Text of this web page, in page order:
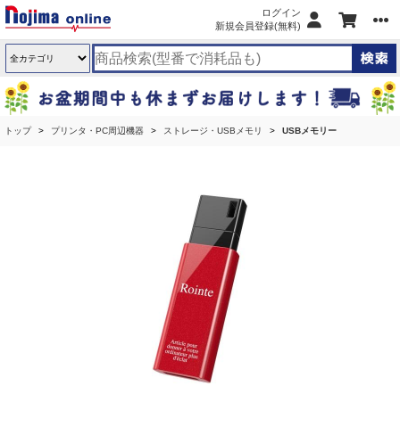
ログイン
新規会員登録(無料)
トップ プリンタ・PC周辺機器 ストレージ・USBメモリ USBメモリー